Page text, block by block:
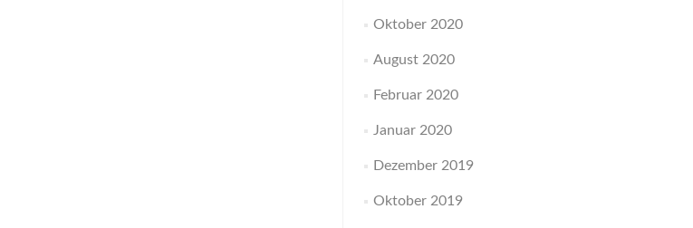
Oktober 2020
August 2020
Februar 2020
Januar 2020
Dezember 2019
Oktober 2019